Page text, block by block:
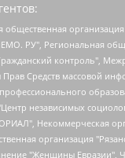
Городская общественная организация "Екатеринбургское общество "МЕМОРИАЛ", Городская общественная организация "Рязанское историко-просветительское и правозащитное общество "Мемориал" (Рязанский Мемориал), Челябинский региональный орган общественной самодеятельности – женское общественное объединение "Женщины Евразии", Челябинский региональный орган общественной самодеятельности "Уральская правозащитная группа", Фонд содействия защите здоровья и социальной справедливости имени Андрея Рылькова, Автономная Некоммерческая Организация "Аналитический Центр Юрия Левады", Автономная некоммерческая организация социальной поддержки населения "Проект Апрель", Региональная общественная организация помощи женщинам и детям, находящимся в кризисной ситуации "Информационно-методический центр "Анна", Фонд содействия развитию массовых коммуникаций и правовому просвещению "Так-так-Так", Фонд содействия устойчивому развитию "Серебряная тайга", Свердловский региональный общественный фонд социальных проектов "Новое время", "Idel.Реалии", Кавказ.Реалии, Крым.Реалии, Телеканал Настоящее Время, Татаро-башкирская служба Радио Свобода